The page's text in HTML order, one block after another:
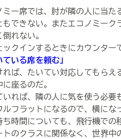
ー席では、肘が隣の人に当た
もできない。またエコノミー
れない。
クインするときにカウンター
ている席を頼む」
ば、たいてい対応してもらえ
座るのだ。
れば、隣の人に気を使う必要
ルフラットになるので、横にな
時間についても、飛行機での
トのクラスに関係なく、世界